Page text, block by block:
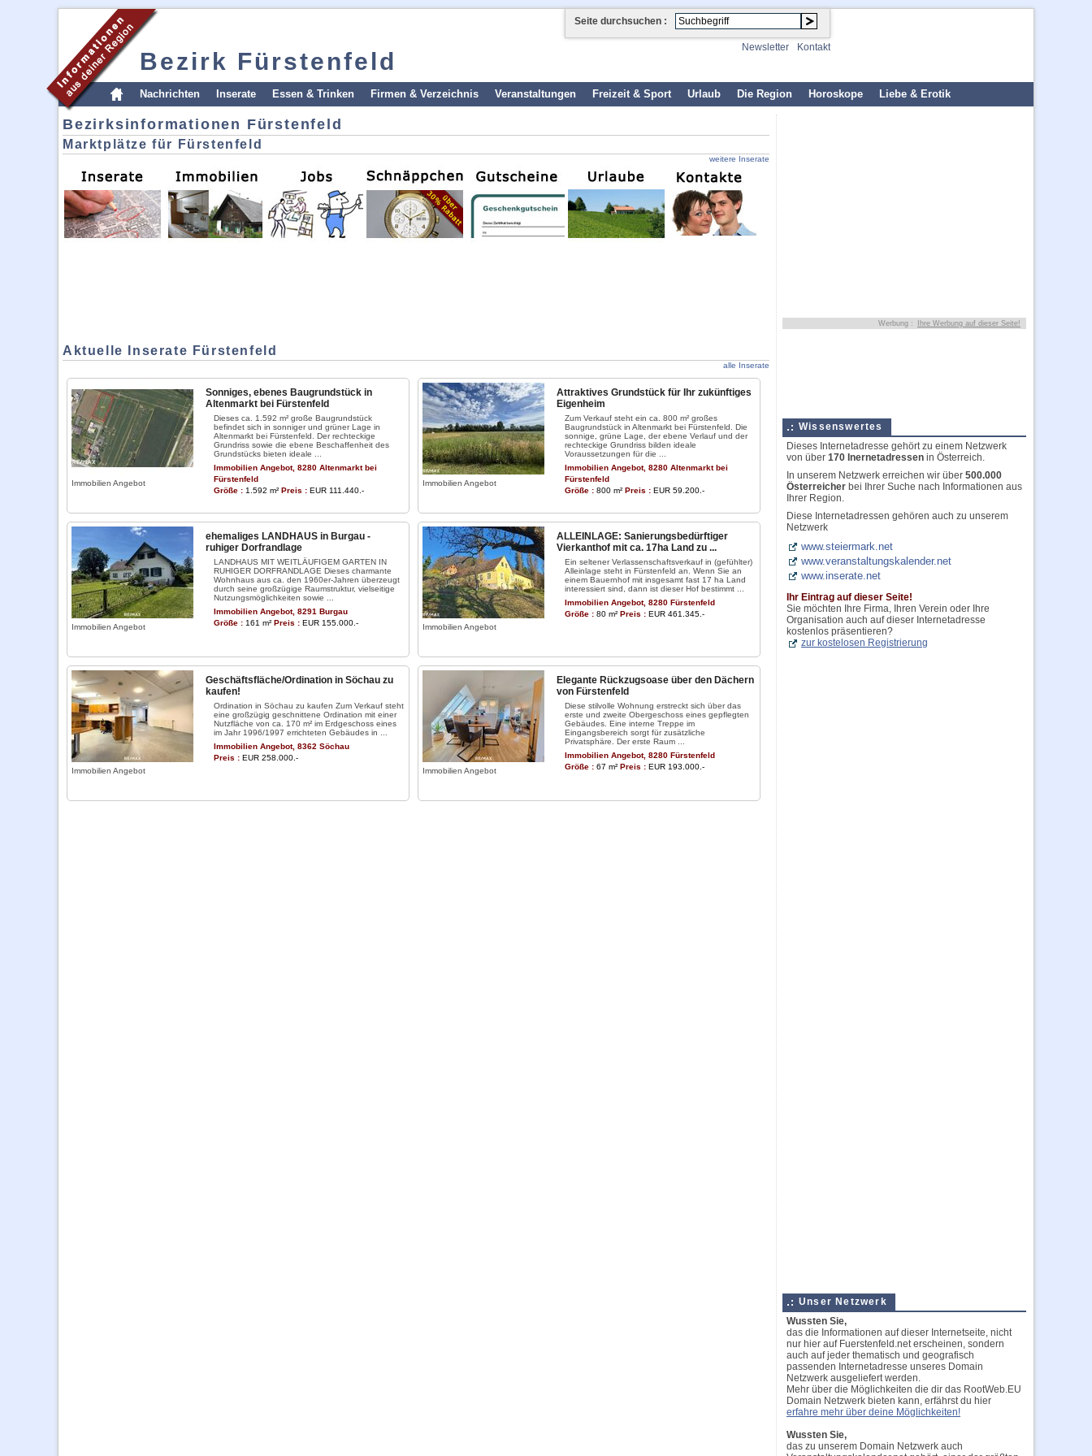
Bezirk Fürstenfeld
Seite durchsuchen :
Newsletter Kontakt
Nachrichten Inserate Essen & Trinken Firmen & Verzeichnis Veranstaltungen Freizeit & Sport Urlaub Die Region Horoskope Liebe & Erotik
Bezirksinformationen Fürstenfeld
Marktplätze für Fürstenfeld
weitere Inserate
Aktuelle Inserate Fürstenfeld
alle Inserate
Immobilien Angebot
Sonniges, ebenes Baugrundstück in
Altenmarkt bei Fürstenfeld
Dieses ca. 1.592 m² große Baugrundstück
befindet sich in sonniger und grüner Lage in
Altenmarkt bei Fürstenfeld. Der rechteckige
Grundriss sowie die ebene Beschaffenheit des
Grundstücks bieten ideale ...
Immobilien Angebot, 8280 Altenmarkt bei
Fürstenfeld
Größe : 1.592 m² Preis : EUR 111.440.-
Immobilien Angebot
Attraktives Grundstück für Ihr zukünftiges
Eigenheim
Zum Verkauf steht ein ca. 800 m² großes
Baugrundstück in Altenmarkt bei Fürstenfeld. Die
sonnige, grüne Lage, der ebene Verlauf und der
rechteckige Grundriss bilden ideale
Voraussetzungen für die ...
Immobilien Angebot, 8280 Altenmarkt bei
Fürstenfeld
Größe : 800 m² Preis : EUR 59.200.-
Immobilien Angebot
ehemaliges LANDHAUS in Burgau -
ruhiger Dorfrandlage
LANDHAUS MIT WEITLÄUFIGEM GARTEN IN
RUHIGER DORFRANDLAGE Dieses charmante
Wohnhaus aus ca. den 1960er-Jahren überzeugt
durch seine großzügige Raumstruktur, vielseitige
Nutzungsmöglichkeiten sowie ...
Immobilien Angebot, 8291 Burgau
Größe : 161 m² Preis : EUR 155.000.- Immobilien Angebot
ALLEINLAGE: Sanierungsbedürftiger
Vierkanthof mit ca. 17ha Land zu ...
Ein seltener Verlassenschaftsverkauf in (gefühlter)
Alleinlage steht in Fürstenfeld an. Wenn Sie an
einem Bauernhof mit insgesamt fast 17 ha Land
interessiert sind, dann ist dieser Hof bestimmt ...
Immobilien Angebot, 8280 Fürstenfeld
Größe : 80 m² Preis : EUR 461.345.-
Immobilien Angebot
Geschäftsfläche/Ordination in Söchau zu
kaufen!
Ordination in Söchau zu kaufen Zum Verkauf steht
eine großzügig geschnittene Ordination mit einer
Nutzfläche von ca. 170 m² im Erdgeschoss eines
im Jahr 1996/1997 errichteten Gebäudes in ...
Immobilien Angebot, 8362 Söchau
Preis : EUR 258.000.-
Immobilien Angebot
Elegante Rückzugsoase über den Dächern
von Fürstenfeld
Diese stilvolle Wohnung erstreckt sich über das
erste und zweite Obergeschoss eines gepflegten
Gebäudes. Eine interne Treppe im
Eingangsbereich sorgt für zusätzliche
Privatsphäre. Der erste Raum ...
Immobilien Angebot, 8280 Fürstenfeld
Größe : 67 m² Preis : EUR 193.000.-
Werbung : Ihre Werbung auf dieser Seite!
Wissenswertes
Dieses Internetadresse gehört zu einem Netzwerk
von über 170 Inernetadressen in Österreich.
In unserem Netzwerk erreichen wir über 500.000
Österreicher bei Ihrer Suche nach Informationen aus
Ihrer Region.
Diese Internetadressen gehören auch zu unserem
Netzwerk
www.steiermark.net
www.veranstaltungskalender.net
www.inserate.net
Ihr Eintrag auf dieser Seite!
Sie möchten Ihre Firma, Ihren Verein oder Ihre
Organisation auch auf dieser Internetadresse
kostenlos präsentieren?
zur kostelosen Registrierung
Unser Netzwerk
Wussten Sie,
das die Informationen auf dieser Internetseite, nicht
nur hier auf Fuerstenfeld.net erscheinen, sondern
auch auf jeder thematisch und geografisch
passenden Internetadresse unseres Domain
Netzwerk ausgeliefert werden.
Mehr über die Möglichkeiten die dir das RootWeb.EU
Domain Netzwerk bieten kann, erfährst du hier
erfahre mehr über deine Möglichkeiten!
Wussten Sie,
das zu unserem Domain Netzwerk auch